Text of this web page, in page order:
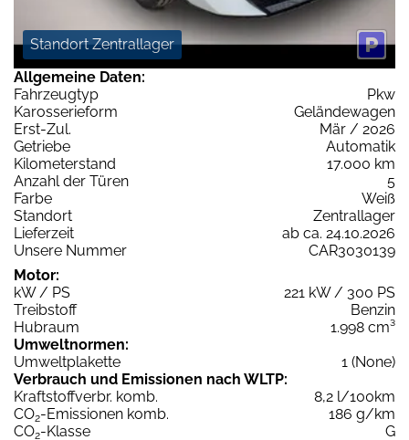
Standort Zentrallager
Allgemeine Daten:
Fahrzeugtyp
Pkw
Karosserieform
Geländewagen
Erst-Zul.
Mär / 2026
Getriebe
Automatik
Kilometerstand
17.000 km
Anzahl der Türen
5
Farbe
Weiß
Standort
Zentrallager
Lieferzeit
ab ca. 24.10.2026
Unsere Nummer
CAR3030139
Motor:
kW / PS
221 kW / 300 PS
Treibstoff
Benzin
Hubraum
1.998 cm³
Umweltnormen:
Umweltplakette
1 (None)
Verbrauch und Emissionen nach WLTP:
Kraftstoffverbr. komb.
8,2 l/100km
CO2-Emissionen komb.
186 g/km
CO2-Klasse
G